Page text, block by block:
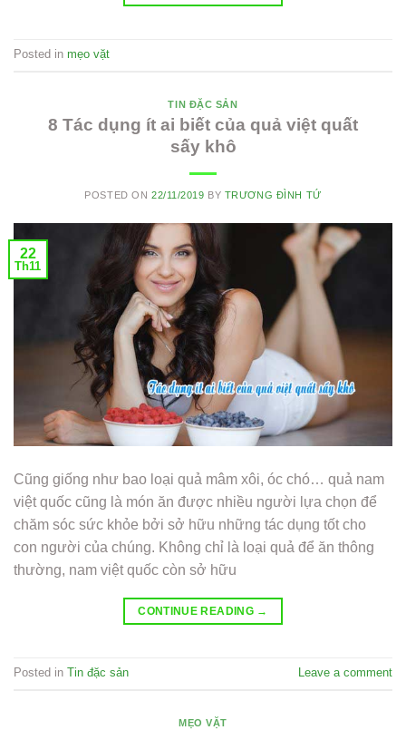
Posted in mẹo vặt
TIN ĐẶC SẢN
8 Tác dụng ít ai biết của quả việt quất
sấy khô
POSTED ON 22/11/2019 BY TRƯƠNG ĐÌNH TỨ
22
Th11
Cũng giống như bao loại quả mâm xôi, óc chó… quả nam
việt quốc cũng là món ăn được nhiều người lựa chọn để
chăm sóc sức khỏe bởi sở hữu những tác dụng tốt cho
con người của chúng. Không chỉ là loại quả để ăn thông
thường, nam việt quốc còn sở hữu
CONTINUE READING →
Posted in Tin đặc sản Leave a comment
MẸO VẶT